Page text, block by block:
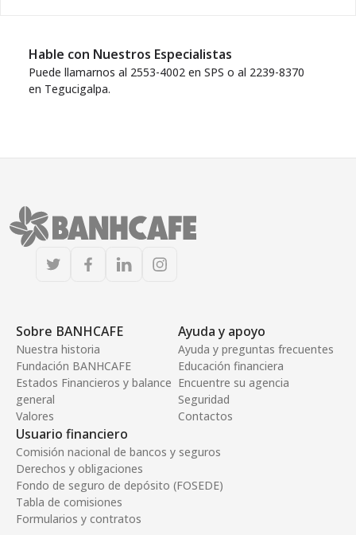
Hable con Nuestros Especialistas
Puede llamarnos al 2553-4002 en SPS o al 2239-8370
en Tegucigalpa.
Sobre BANHCAFE
Nuestra historia
Fundación BANHCAFE
Estados Financieros y balance
general
Valores
Ayuda y apoyo
Ayuda y preguntas frecuentes
Educación financiera
Encuentre su agencia
Seguridad
Contactos
Usuario financiero
Comisión nacional de bancos y seguros
Derechos y obligaciones
Fondo de seguro de depósito (FOSEDE)
Tabla de comisiones
Formularios y contratos